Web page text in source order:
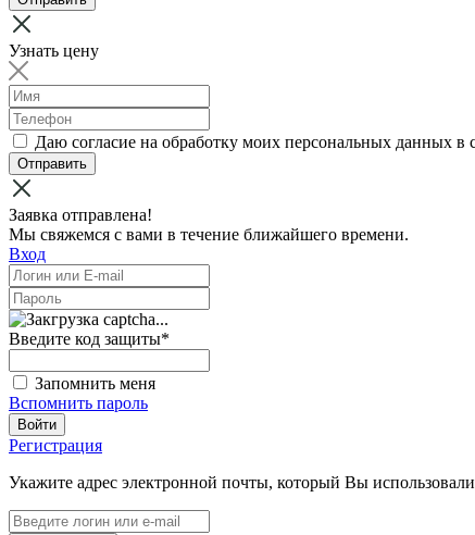
Узнать цену
Даю согласие на обработку моих персональных данных в
Отправить
Заявка отправлена!
Мы свяжемся с вами в течение ближайшего времени.
Вход
Введите код защиты*
Запомнить меня
Вспомнить пароль
Войти
Регистрация
Укажите адрес электронной почты, который Вы